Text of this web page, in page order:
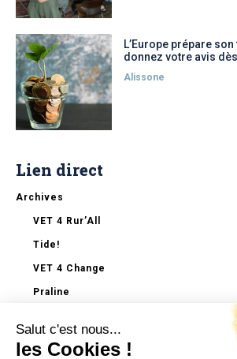
Salut c'est nous...
les Cookies !
L’Europe prépare
donnez votre avis
Alissone
Lien direct
Archives
VET 4 Rur’All
Tide!
VET 4 Change
Praline